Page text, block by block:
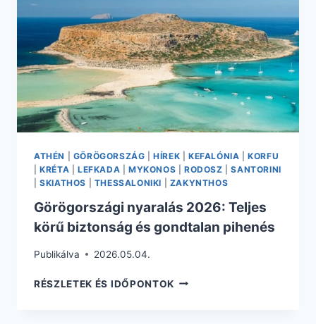
ATHÉN GÖRÖGORSZÁG |HÍREK |KEFALÓNIA |KORFU
|KRÉTA |LEFKADA |MYKONOS |RODOSZ |SANTORINI
|SKIATHOS THESSALONIKI ZAKYNTHOS
Görögországi nyaralás 2026: Teljes
körű biztonság és gondtalan pihenés
Publikálva 2026.05.04.
RÉSZLETEK ÉS IDŐPONTOK GÖRÖGORSZÁGI